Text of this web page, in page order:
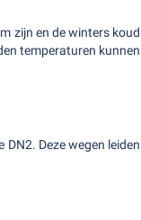
zijn en de winters koud
temperaturen kunnen
Deze wegen leiden